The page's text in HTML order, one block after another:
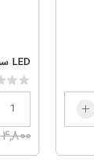
LED سبز smd5730
4,800